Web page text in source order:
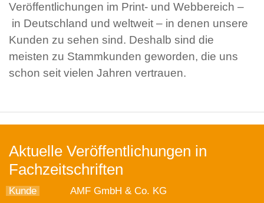
Veröffentlichungen im Print- und Webbereich –
in Deutschland und weltweit – in denen unsere
Kunden zu sehen sind. Deshalb sind die
meisten zu Stammkunden geworden, die uns
schon seit vielen Jahren vertrauen.
Aktuelle Veröffentlichungen in
Fachzeitschriften
Kunde
AMF GmbH & Co. KG